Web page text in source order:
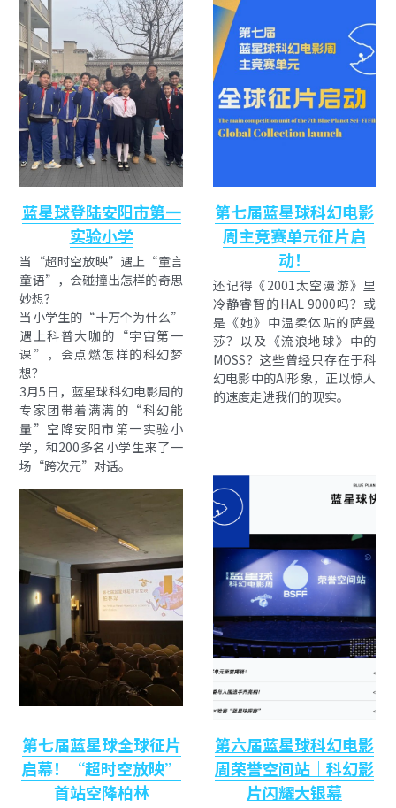
蓝星球登陆安阳市第一
实验小学
当“超时空放映”遇上“童言
童语”，会碰撞出怎样的奇思
妙想？
当小学生的“十万个为什么”
遇上科普大咖的“宇宙第一
课”，会点燃怎样的科幻梦
想？
3月5日，蓝星球科幻电影周的
专家团带着满满的“科幻能
量”空降安阳市第一实验小
学，和200多名小学生来了一
场“跨次元”对话。
第七届蓝星球科幻电影
周主竞赛单元征片启
动！
还记得《2001太空漫游》里
冷静睿智的HAL 9000吗？或
是《她》中温柔体贴的萨曼
莎？以及《流浪地球》中的
MOSS？这些曾经只存在于科
幻电影中的AI形象，正以惊人
的速度走进我们的现实。
第七届蓝星球全球征片
启幕！“超时空放映”
首站空降柏林
第六届蓝星球科幻电影
周荣誉空间站｜科幻影
片闪耀大银幕